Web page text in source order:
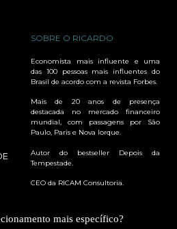
SOBRE O RICARDO
Economista mais influente e uma
das 100 pessoas mais influentes do
Brasil de acordo com a revista Forbes.
Mais de 20 anos de presença
destacada no mercado financeiro
mundial, com passagens por São
Paulo, Paris e Nova Iorque.
Autor do bestseller Depois da
Tempestade.
CEO da RICAM Consultoria.
mais específico?